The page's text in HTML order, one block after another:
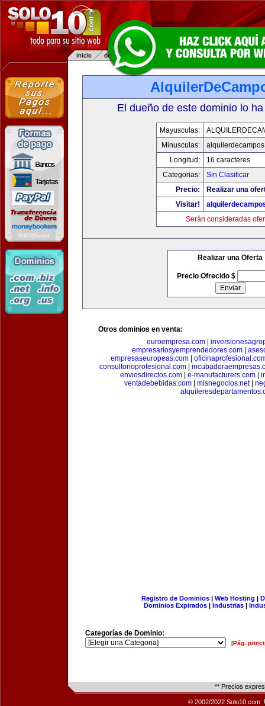
El dueño de este dominio lo
Mayusculas:
Minusculas:
Longitud:
16 caracteres
Categorias:
Sin Clasificar
Precio:
Realizar una
Visitar!
Serán consideradas
Realizar una Oferta
Precio Ofrecido $
Otros dominios en venta:
euroempresa.com
empresariosyemprendedores.com
empresaseuropeas.com
consultorioprofesional.com
enviosdirectos.com
e-manufacturers.com
ventadebebidas.com| misnegocios.net|
Registro de Dominios| Web Hosting |
Dominios Expirados | Industrias |
Categorías de Dominio:
[Pág.
** Precios
© 2002/2022 Solo10.com